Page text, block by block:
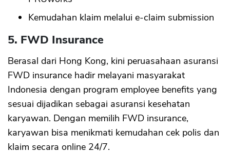
Kemudahan klaim melalui e-claim submission
5. FWD Insurance
Berasal dari Hong Kong, kini peruasahaan asuransi
FWD insurance hadir melayani masyarakat
Indonesia dengan program employee benefits yang
sesuai dijadikan sebagai asuransi kesehatan
karyawan. Dengan memilih FWD insurance,
karyawan bisa menikmati kemudahan cek polis dan
klaim secara online 24/7.